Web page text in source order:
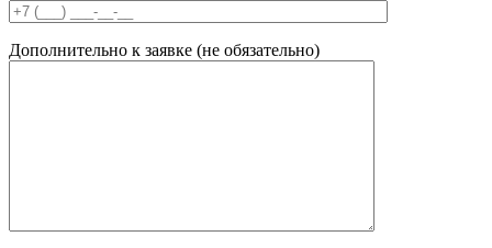
Дополнительно к заявке (не обязательно)